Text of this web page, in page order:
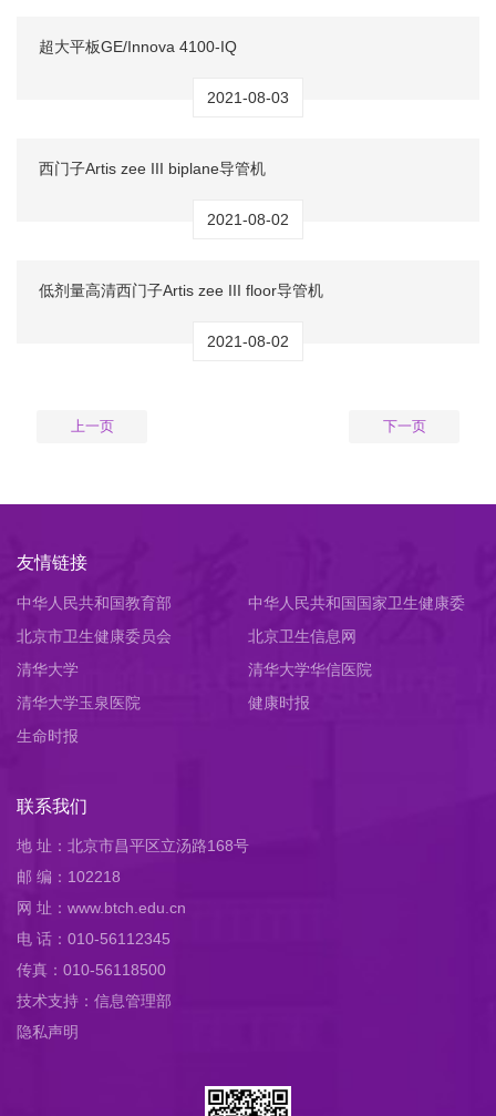
超大平板GE/Innova 4100-IQ
2021-08-03
西门子Artis zee III biplane导管机
2021-08-02
低剂量高清西门子Artis zee III floor导管机
2021-08-02
上一页 下一页
友情链接
中华人民共和国教育部
中华人民共和国国家卫生健康委
员会
北京市卫生健康委员会
北京卫生信息网
清华大学
清华大学华信医院
清华大学玉泉医院
健康时报
生命时报
联系我们
地 址：北京市昌平区立汤路168号
邮 编：102218
网 址：www.btch.edu.cn
电 话：010-56112345
传真：010-56118500
技术支持：信息管理部
隐私声明